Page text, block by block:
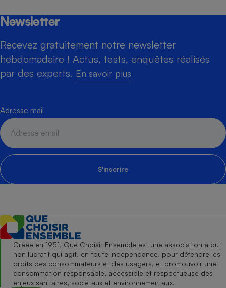
Newsletter
Recevez gratuitement notre newsletter
hebdomadaire ! Actus, tests, enquêtes réalisés
par des experts. En savoir plus
Adresse mail
S'inscrire
Créée en 1951, Que Choisir Ensemble est une association à but
non lucratif qui agit, en toute indépendance, pour défendre les
droits des consommateurs et des usagers, et promouvoir une
consommation responsable, accessible et respectueuse des
enjeux sanitaires, sociétaux et environnementaux.